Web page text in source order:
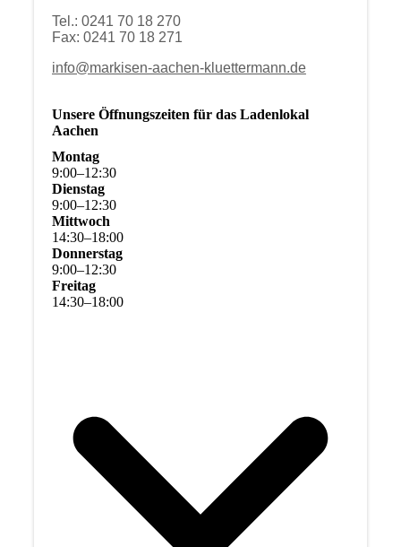
Tel.: 0241 70 18 270
Fax: 0241 70 18 271
info@markisen-aachen-kluettermann.de
Unsere Öffnungszeiten für das Ladenlokal
Aachen
Montag
9:00–12:30
Dienstag
9:00–12:30
Mittwoch
14:30–18:00
Donnerstag
9:00–12:30
Freitag
14:30–18:00